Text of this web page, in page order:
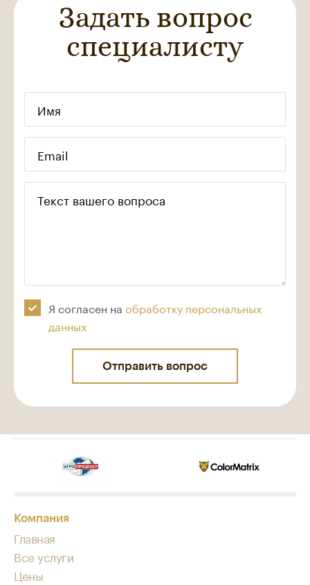
Задать вопрос
специалисту
Имя
Email
Текст вашего вопроса
Я согласен на обработку персональных
данных
Компания
Главная
Все услуги
Цены